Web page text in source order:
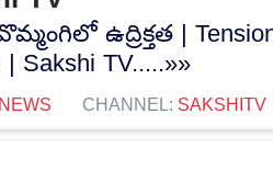
ఉద్రిక్తత | Tension
Sakshi TV.....»»
NEWS CHANNEL: SAKSHITV